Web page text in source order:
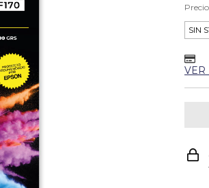
SIN
VER